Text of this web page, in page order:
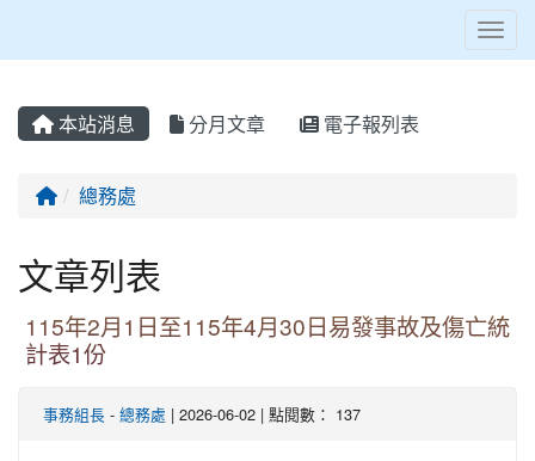
本站消息 分月文章 電子報列表
回首頁
總務處
文章列表
115年2月1日至115年4月30日易發事故及傷亡統
計表1份
事務組長 - 總務處 | 2026-06-02 | 點閱數： 137